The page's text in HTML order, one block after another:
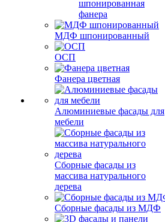
шпонированная
фанера
МДФ шпонированный
ОСП
Фанера цветная
Алюминиевые фасады для
мебели
Сборные фасады из
массива натурального
дерева
Сборные фасады из МДФ